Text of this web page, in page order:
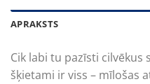
APRAKSTS
Cik labi tu pazīsti cilvēkus
šķietami ir viss – mīlošas